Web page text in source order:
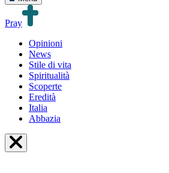
Pray
Opinioni
News
Stile di vita
Spiritualità
Scoperte
Eredità
Italia
Abbazia